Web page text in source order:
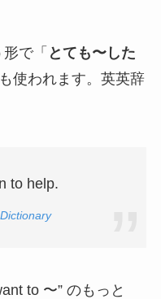
で「 とても〜した
使われます。英英辞
to help.
to 〜” のもっと